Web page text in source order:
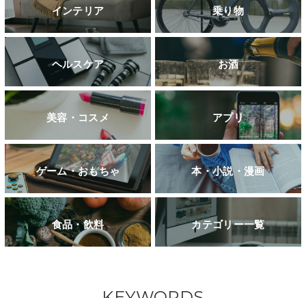
インテリア 乗り物
ヘルスケア お酒
美容・コスメ アプリ
ゲーム・おもちゃ 本・小説・漫画
食品・飲料 カテゴリー一覧